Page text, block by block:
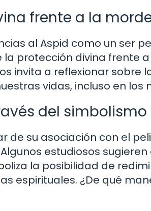
frente a la
al Aspid como un ser
protección divina frente
invita a reflexionar sobre
vidas, incluso en
del simbolismo
de su asociación con el
estudiosos
la posibilidad de
espirituales. ¿De qué